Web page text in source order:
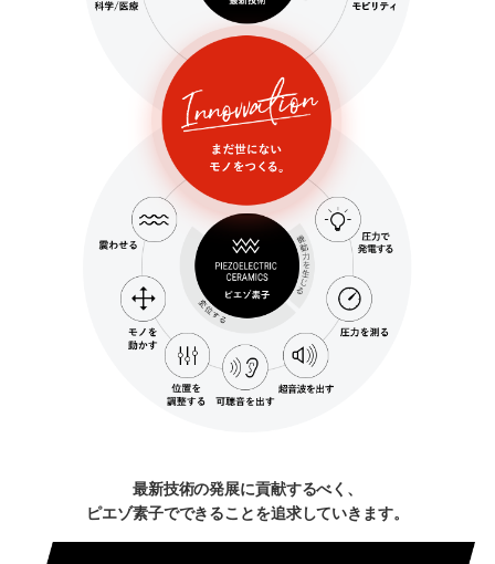
最新技術の発展に貢献するべく、
ピエゾ素子でできることを追求していきます。